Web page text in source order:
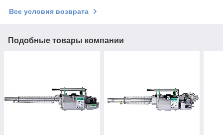
Все условия возврата
Подобные товары компании